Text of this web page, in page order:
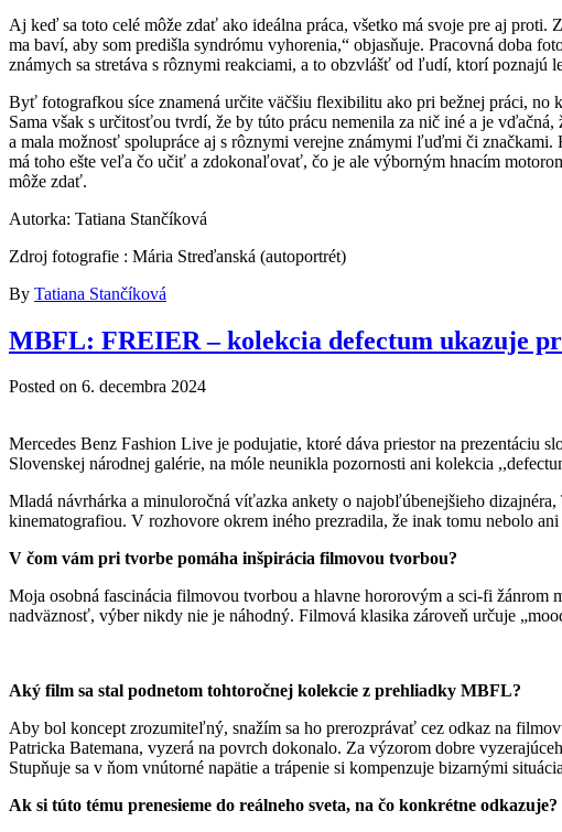
Aj keď sa toto celé môže zdať ako ideálna práca, všetko má svoje pre aj
ma baví, aby som predišla syndrómu vyhorenia,“ objasňuje. Pracovná doba
známych sa stretáva s rôznymi reakciami, a to obzvlášť od ľudí, ktorí poznajú
Byť fotografkou síce znamená určite väčšiu flexibilitu ako pri bežnej práci, no
Sama však s určitosťou tvrdí, že by túto prácu nemenila za nič iné a je
a mala možnosť spolupráce aj s rôznymi verejne známymi ľuďmi či
má toho ešte veľa čo učiť a zdokonaľovať, čo je ale výborným hnacím
môže zdať.
Autorka: Tatiana Stančíková
Zdroj fotografie : Mária Streďanská (autoportrét)
By Tatiana Stančíková
MBFL: FREIER – kolekcia defectum ukazuje
Posted on 6. decembra 2024
Mercedes Benz Fashion Live je podujatie, ktoré dáva priestor na prezentáciu
Slovenskej národnej galérie, na móle neunikla pozornosti ani kolekcia
Mladá návrhárka a minuloročná víťazka ankety o najobľúbenejšieho
kinematografiou. V rozhovore okrem iného prezradila, že inak tomu nebolo
V čom vám pri tvorbe pomáha inšpirácia filmovou tvorbou?
Moja osobná fascinácia filmovou tvorbou a hlavne hororovým a sci-fi
nadväznosť, výber nikdy nie je náhodný. Filmová klasika zároveň určuje
Aký film sa stal podnetom tohtoročnej kolekcie z prehliadky MBFL?
Aby bol koncept zrozumiteľný, snažím sa ho prerozprávať cez odkaz na
Patricka Batemana, vyzerá na povrch dokonalo. Za výzorom dobre
Stupňuje sa v ňom vnútorné napätie a trápenie si kompenzuje bizarnými
Ak si túto tému prenesieme do reálneho sveta, na čo konkrétne odkazuje?